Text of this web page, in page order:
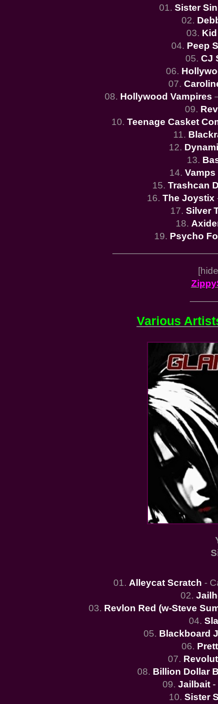
01. Sister Sin
02.
03.
04. Peep
05. CJ
06.
07.
08. Hollywood Vampires
09.
10. Teenage Casket
11.
12.
13.
14. Vamps
15. Trashcan
16. The Joystix
17. Silver
18.
19. Psycho
Various
01. Alleycat Scratch -
02.
03. Revlon Red (w-Steve
04.
05. Blackboard
06.
07.
08. Billion Dollar
09. Jailbait -
10. Sister